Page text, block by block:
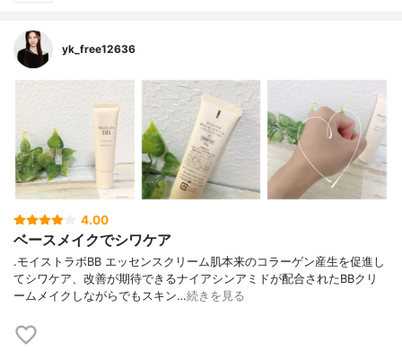
yk_free12636
4.00
ベースメイクでシワケア
.モイストラボBB エッセンスクリーム肌本来のコラーゲン産生を促進し
てシワケア、改善が期待できるナイアシンアミドが配合されたBBクリ
ームメイクしながらでもスキン…続きを見る